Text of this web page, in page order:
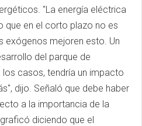
"La energía eléctrica
que en el corto plazo no es
exógenos mejoren esto. Un
del parque de
casos, tendría un impacto
dijo. Señaló que debe haber
a la importancia de la
diciendo que el